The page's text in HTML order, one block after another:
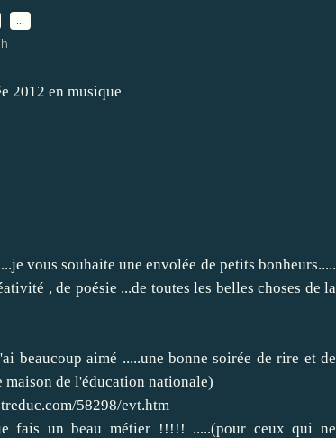
2012 en musique
vous souhaite une envolée de petits bonheurs.....
, de poésie ...de toutes les belles choses de la
beaucoup aimé .....une bonne soirée de rire et de
maison de l'éducation nationale)
58298/evt.htm
fais un beau métier !!!!! .....(pour ceux qui ne